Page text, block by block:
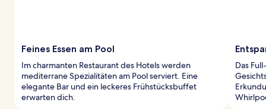
Feines Essen am Pool
Im charmanten Restaurant des Hotels werden
mediterrane Spezialitäten am Pool serviert. Eine
elegante Bar und ein leckeres Frühstücksbuffet
erwarten dich.
Das